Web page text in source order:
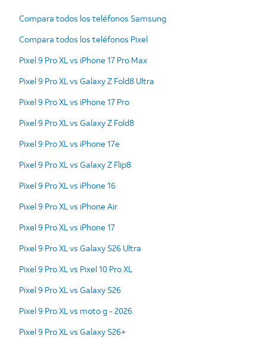
Compara todos los teléfonos Samsung
Compara todos los teléfonos Pixel
Pixel 9 Pro XL vs iPhone 17 Pro Max
Pixel 9 Pro XL vs Galaxy Z Fold8 Ultra
Pixel 9 Pro XL vs iPhone 17 Pro
Pixel 9 Pro XL vs Galaxy Z Fold8
Pixel 9 Pro XL vs iPhone 17e
Pixel 9 Pro XL vs Galaxy Z Flip8
Pixel 9 Pro XL vs iPhone 16
Pixel 9 Pro XL vs iPhone Air
Pixel 9 Pro XL vs iPhone 17
Pixel 9 Pro XL vs Galaxy S26 Ultra
Pixel 9 Pro XL vs Pixel 10 Pro XL
Pixel 9 Pro XL vs Galaxy S26
Pixel 9 Pro XL vs moto g - 2026
Pixel 9 Pro XL vs Galaxy S26+